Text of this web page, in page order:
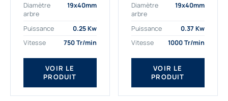
aux applications
sévères. Nous
déterminons,
fournissons
des moteurs
asynchrones depuis de
nombreuses années....
Diamètre
arbre
19x40mm
Puissance
0.25 Kw
Vitesse
750 Tr/min
VOIR LE
PRODUIT
aux applications
industrielles.
Commander un moteur
Gamak c’est choisir un
produit de très haute
qualité....
Diamètre
arbre
19x40mm
Puissance
0.37 Kw
Vitesse
1000 Tr/min
VOIR LE
PRODUIT